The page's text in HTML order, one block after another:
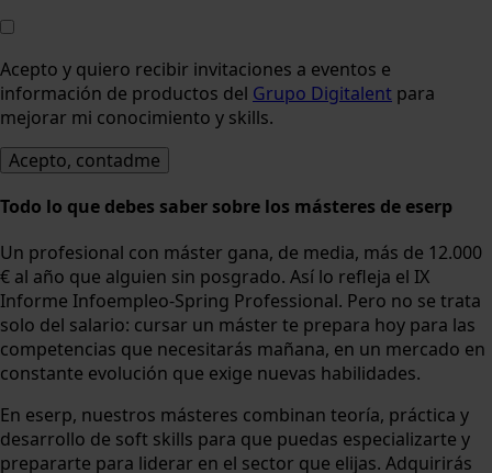
Acepto y quiero recibir invitaciones a eventos e
información de productos del Grupo Digitalent para
mejorar mi conocimiento y skills.
Todo lo que debes saber sobre los másteres de eserp
Un profesional con máster gana, de media, más de 12.000
€ al año que alguien sin posgrado. Así lo refleja el IX
Informe Infoempleo-Spring Professional. Pero no se trata
solo del salario: cursar un máster te prepara hoy para las
competencias que necesitarás mañana, en un mercado en
constante evolución que exige nuevas habilidades.
En eserp, nuestros másteres combinan teoría, práctica y
desarrollo de soft skills para que puedas especializarte y
prepararte para liderar en el sector que elijas. Adquirirás